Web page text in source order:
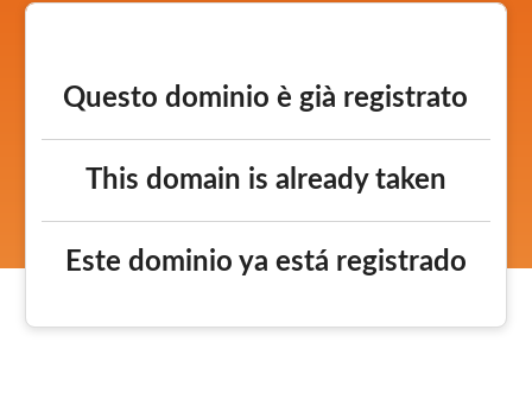
Questo dominio è già registrato
This domain is already taken
Este dominio ya está registrado